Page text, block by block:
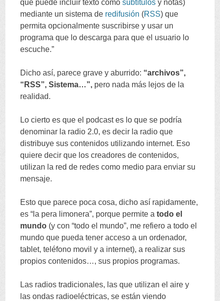
que puede incluir texto como subtítulos y notas)
mediante un sistema de redifusión (RSS)que
permita opcionalmente suscribirse y usar un
programa que lo descarga para que el usuario lo
escuche.”
Dicho así, parece grave y aburrido: “archivos”,
“ RSS”,Sistema…”, pero nada más lejos de la
realidad.
Lo cierto es que el podcast es lo que se podría
denominar la radio 2.0,es decir la radio que
distribuye sus contenidos utilizando internet. Eso
quiere decir que los creadores de contenidos,
utilizan la red de redes como medio para enviar su
mensaje.
Esto que parece poca cosa,dicho así rapidamente,
es “ la pera limonera”, porque permite a todo el
mundo (y con “todo el mundo”, me refiero a todo el
mundo que pueda tener acceso a un ordenador,
tablet,teléfono movil y a internet),a realizar sus
propios contenidos…,sus propios programas.
Las radios tradicionales, las que utilizan el aire y
las ondas radioeléctricas,se están viendo